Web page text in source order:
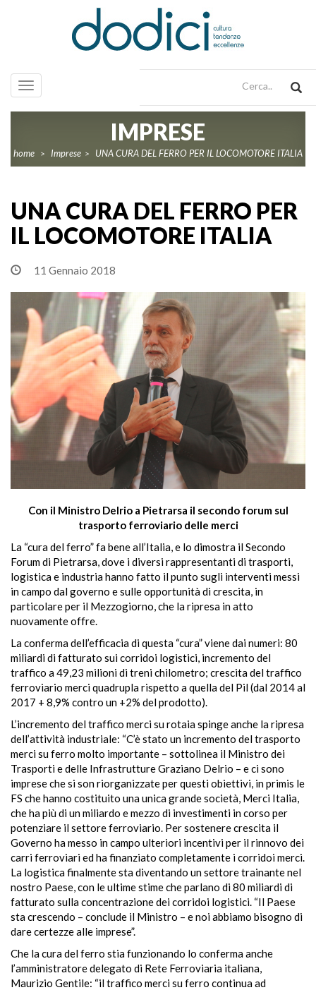
Toggle
navigation
IMPRESE
home > Imprese > UNA CURA DEL FERRO PER IL LOCOMOTORE ITALIA
UNA CURA DEL FERRO PER
IL LOCOMOTORE ITALIA
11 Gennaio 2018
Con il Ministro Delrio a Pietrarsa il secondo forum sul
trasporto ferroviario delle merci
La “cura del ferro” fa bene all’Italia, e lo dimostra il Secondo
Forum di Pietrarsa, dove i diversi rappresentanti di trasporti,
logistica e industria hanno fatto il punto sugli interventi messi
in campo dal governo e sulle opportunità di crescita, in
particolare per il Mezzogiorno, che la ripresa in atto
nuovamente offre.
La conferma dell’efficacia di questa “cura” viene dai numeri: 80
miliardi di fatturato sui corridoi logistici, incremento del
traffico a 49,23 milioni di treni chilometro; crescita del traffico
ferroviario merci quadrupla rispetto a quella del Pil (dal 2014 al
2017 + 8,9% contro un +2% del prodotto).
L’incremento del traffico merci su rotaia spinge anche la ripresa
dell’attività industriale: “C’è stato un incremento del trasporto
merci su ferro molto importante – sottolinea il Ministro dei
Trasporti e delle Infrastrutture Graziano Delrio – e ci sono
imprese che si son riorganizzate per questi obiettivi, in primis le
FS che hanno costituito una unica grande società, Merci Italia,
che ha più di un miliardo e mezzo di investimenti in corso per
potenziare il settore ferroviario. Per sostenere crescita il
Governo ha messo in campo ulteriori incentivi per il rinnovo dei
carri ferroviari ed ha finanziato completamente i corridoi merci.
La logistica finalmente sta diventando un settore trainante nel
nostro Paese, con le ultime stime che parlano di 80 miliardi di
fatturato sulla concentrazione dei corridoi logistici. “Il Paese
sta crescendo – conclude il Ministro – e noi abbiamo bisogno di
dare certezze alle imprese”.
Che la cura del ferro stia funzionando lo conferma anche
l’amministratore delegato di Rete Ferroviaria italiana,
Maurizio Gentile: “il traffico merci su ferro continua ad